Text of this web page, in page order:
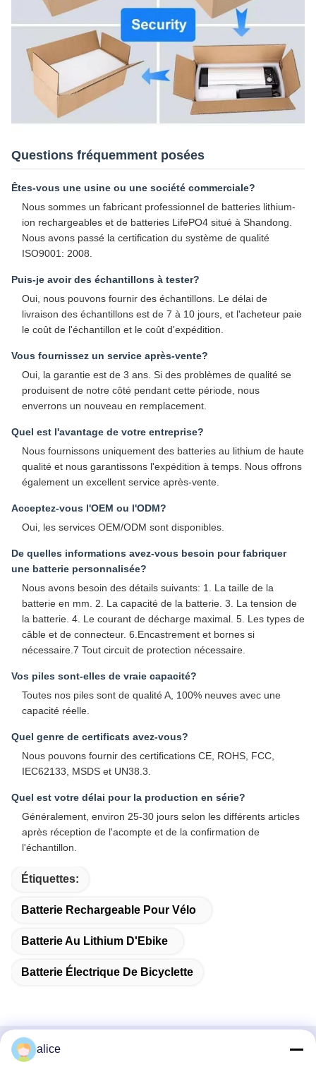
Questions fréquemment posées
Êtes-vous une usine ou une société commerciale?
Nous sommes un fabricant professionnel de batteries lithium-
ion rechargeables et de batteries LifePO4 situé à Shandong.
Nous avons passé la certification du système de qualité
ISO9001: 2008.
Puis-je avoir des échantillons à tester?
Oui, nous pouvons fournir des échantillons. Le délai de
livraison des échantillons est de 7 à 10 jours, et l'acheteur paie
le coût de l'échantillon et le coût d'expédition.
Vous fournissez un service après-vente?
Oui, la garantie est de 3 ans. Si des problèmes de qualité se
produisent de notre côté pendant cette période, nous
enverrons un nouveau en remplacement.
Quel est l'avantage de votre entreprise?
Nous fournissons uniquement des batteries au lithium de haute
qualité et nous garantissons l'expédition à temps. Nous offrons
également un excellent service après-vente.
Acceptez-vous l'OEM ou l'ODM?
Oui, les services OEM/ODM sont disponibles.
De quelles informations avez-vous besoin pour fabriquer
une batterie personnalisée?
Nous avons besoin des détails suivants: 1. La taille de la
batterie en mm. 2. La capacité de la batterie. 3. La tension de
la batterie. 4. Le courant de décharge maximal. 5. Les types de
câble et de connecteur. 6.Encastrement et bornes si
nécessaire.7 Tout circuit de protection nécessaire.
Vos piles sont-elles de vraie capacité?
Toutes nos piles sont de qualité A, 100% neuves avec une
capacité réelle.
Quel genre de certificats avez-vous?
Nous pouvons fournir des certifications CE, ROHS, FCC,
IEC62133, MSDS et UN38.3.
Quel est votre délai pour la production en série?
Généralement, environ 25-30 jours selon les différents articles
après réception de l'acompte et de la confirmation de
l'échantillon.
Étiquettes:
Batterie Rechargeable Pour Vélo
Batterie Au Lithium D'Ebike
Batterie Électrique De Bicyclette
Contact rapide
alice